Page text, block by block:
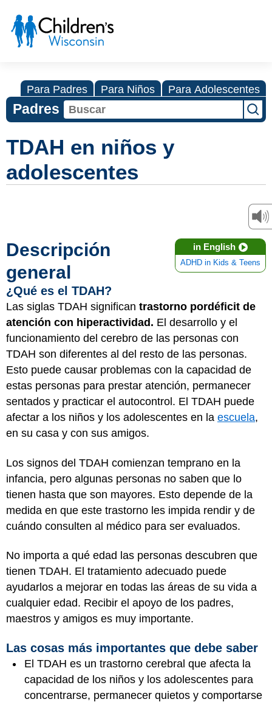
Para Padres Para Niños Para Adolescentes
Padres
TDAH en niños y
adolescentes
in English
ADHD in Kids & Teens
Descripción
general
¿Qué es el TDAH?
Las siglas TDAH significan trastorno pordéficit de
atención con hiperactividad. El desarrollo y el
funcionamiento del cerebro de las personas con
TDAH son diferentes al del resto de las personas.
Esto puede causar problemas con la capacidad de
estas personas para prestar atención, permanecer
sentados y practicar el autocontrol. El TDAH puede
afectar a los niños y los adolescentes en la escuela,
en su casa y con sus amigos.
Los signos del TDAH comienzan temprano en la
infancia, pero algunas personas no saben que lo
tienen hasta que son mayores. Esto depende de la
medida en que este trastorno les impida rendir y de
cuándo consulten al médico para ser evaluados.
No importa a qué edad las personas descubren que
tienen TDAH. El tratamiento adecuado puede
ayudarlos a mejorar en todas las áreas de su vida a
cualquier edad. Recibir el apoyo de los padres,
maestros y amigos es muy importante.
Las cosas más importantes que debe saber
El TDAH es un trastorno cerebral que afecta la
capacidad de los niños y los adolescentes para
concentrarse, permanecer quietos y comportarse